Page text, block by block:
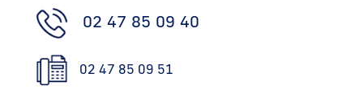
02 47 85 09 40
02 47 85 09 51